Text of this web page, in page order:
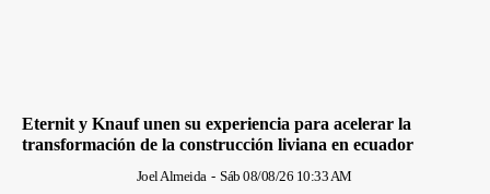
Eternit y Knauf unen su experiencia para acelerar la
transformación de la construcción liviana en ecuador
Joel Almeida - Sáb 08/08/26 10:33 AM